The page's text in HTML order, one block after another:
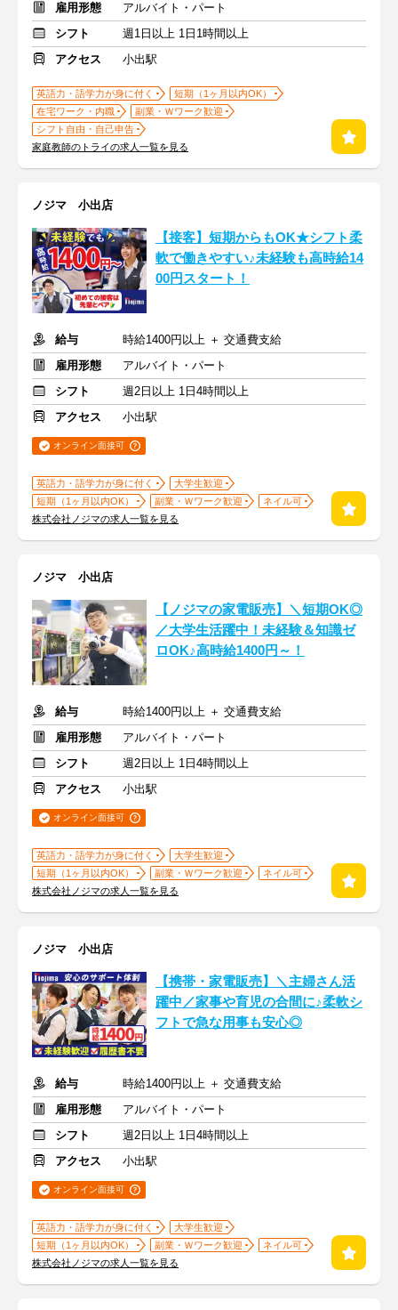
雇用形態
アルバイト・パート
シフト
週1日以上 1日1時間以上
アクセス
小出駅
英語力・語学力が身に付く
短期（1ヶ月以内OK）
在宅ワーク・内職
副業・Ｗワーク歓迎
シフト自由・自己申告
家庭教師のトライの求人一覧を見る
ノジマ 小出店
【接客】短期からもOK★シフト柔
軟で働きやすい♪未経験も高時給14
00円スタート！
給与
時給1400円以上 ＋ 交通費支給
雇用形態
アルバイト・パート
シフト
週2日以上 1日4時間以上
アクセス
小出駅
オンライン面接可
英語力・語学力が身に付く
大学生歓迎
短期（1ヶ月以内OK）
副業・Ｗワーク歓迎
ネイル可
株式会社ノジマの求人一覧を見る
ノジマ 小出店
【ノジマの家電販売】＼短期OK◎
／大学生活躍中！未経験＆知識ゼ
ロOK♪高時給1400円～！
給与
時給1400円以上 ＋ 交通費支給
雇用形態
アルバイト・パート
シフト
週2日以上 1日4時間以上
アクセス
小出駅
オンライン面接可
英語力・語学力が身に付く
大学生歓迎
短期（1ヶ月以内OK）
副業・Ｗワーク歓迎
ネイル可
株式会社ノジマの求人一覧を見る
ノジマ 小出店
【携帯・家電販売】＼主婦さん活
躍中／家事や育児の合間に♪柔軟シ
フトで急な用事も安心◎
給与
時給1400円以上 ＋ 交通費支給
雇用形態
アルバイト・パート
シフト
週2日以上 1日4時間以上
アクセス
小出駅
オンライン面接可
英語力・語学力が身に付く
大学生歓迎
短期（1ヶ月以内OK）
副業・Ｗワーク歓迎
ネイル可
株式会社ノジマの求人一覧を見る